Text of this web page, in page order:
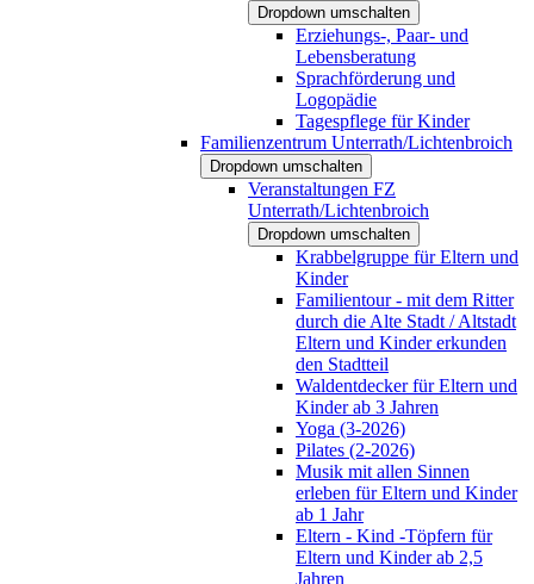
Dropdown umschalten
Erziehungs-, Paar- und
Lebensberatung
Sprachförderung und
Logopädie
Tagespflege für Kinder
Familienzentrum Unterrath/Lichtenbroich
Dropdown umschalten
Veranstaltungen FZ
Unterrath/Lichtenbroich
Dropdown umschalten
Krabbelgruppe für Eltern und
Kinder
Familientour - mit dem Ritter
durch die Alte Stadt / Altstadt
Eltern und Kinder erkunden
den Stadtteil
Waldentdecker für Eltern und
Kinder ab 3 Jahren
Yoga (3-2026)
Pilates (2-2026)
Musik mit allen Sinnen
erleben für Eltern und Kinder
ab 1 Jahr
Eltern - Kind -Töpfern für
Eltern und Kinder ab 2,5
Jahren